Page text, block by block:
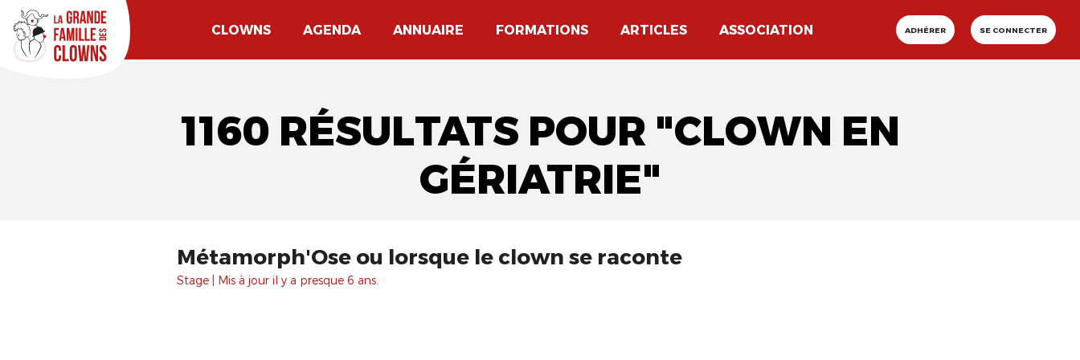
CLOWNS AGENDA ANNUAIRE FORMATIONS ARTICLES ASSOCIATION ADHÉRER SE CONNECTER
1160 RÉSULTATS POUR "CLOWN EN
GÉRIATRIE"
Métamorph'Ose ou lorsque le clown se raconte
Stage | Mis à jour il y a presque 6 ans.